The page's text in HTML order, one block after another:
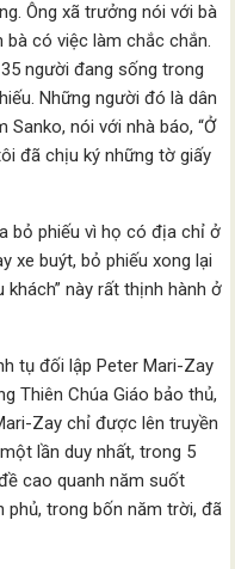
Ông xã trưởng nói với bà
bà có việc làm chắc chắn.
người đang sống trong
Những người đó là dân
Sanko, nói với nhà báo, “Ở
đã chịu ký những tờ giấy
bỏ phiếu vì họ có địa chỉ ở
xe buýt, bỏ phiếu xong lại
khách” này rất thịnh hành ở
tụ đối lập Peter Mari-Zay
Thiên Chúa Giáo bảo thủ,
Zay chỉ được lên truyền
lần duy nhất, trong 5
cao quanh năm suốt
phủ, trong bốn năm trời, đã